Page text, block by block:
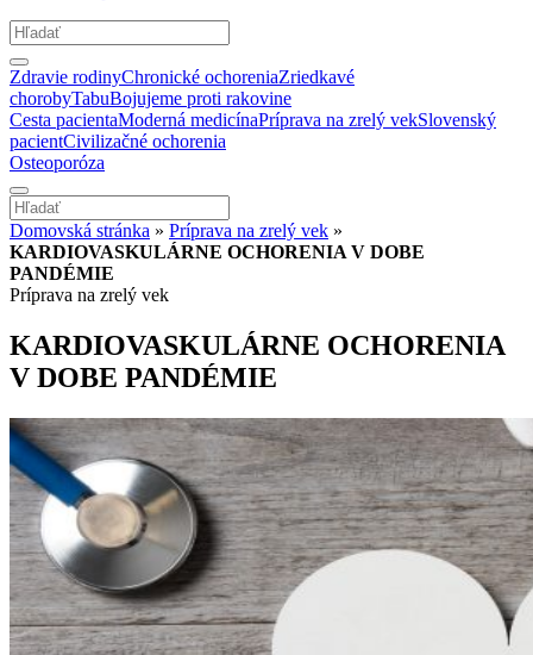
Zdravie rodinyChronické ochoreniaZriedkavé
chorobyTabuBojujeme proti rakovine
Cesta pacientaModerná medicínaPríprava na zrelý vekSlovenský
pacientCivilizačné ochorenia
Osteoporóza
Domovská stránka » Príprava na zrelý vek »
KARDIOVASKULÁRNE OCHORENIA V DOBE
PANDÉMIE
Príprava na zrelý vek
KARDIOVASKULÁRNE OCHORENIA
V DOBE PANDÉMIE